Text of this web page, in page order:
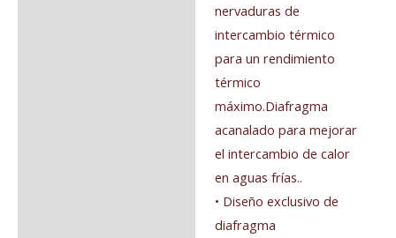
nervaduras de
intercambio térmico
para un rendimiento
térmico
máximo.Diafragma
acanalado para mejorar
el intercambio de calor
en aguas frías..
• Diseño exclusivo de
diafragma